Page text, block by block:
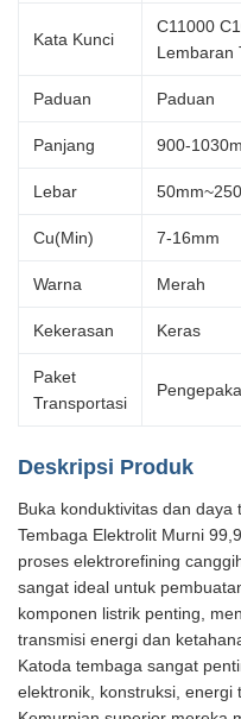
Kata Kunci
C11000
Lembaran
Paduan Paduan
Panjang 900-
Lebar
Cu(Min) 7-16mm
Warna Merah
Kekerasan Keras
Paket
Transportasi
Deskripsi Produk
Buka konduktivitas dan
Tembaga Elektrolit Murni
proses elektrorefining
sangat ideal untuk
komponen listrik penting,
transmisi energi dan
Katoda tembaga sangat
elektronik, konstruksi, energi